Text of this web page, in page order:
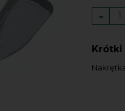
-
Krótki